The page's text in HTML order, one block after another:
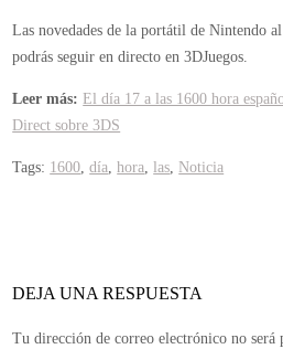
día
17
a
las
hora
Direct
Las novedades de la portátil de Nintendo
podrás seguir en directo en 3DJuegos.
Leer más: El día 17 a las 1600 hora
Direct sobre 3DS
Tags: 1600,día,hora,las, Noticia
DEJA UNA RESPUESTA
Tu dirección de correo electrónico no será